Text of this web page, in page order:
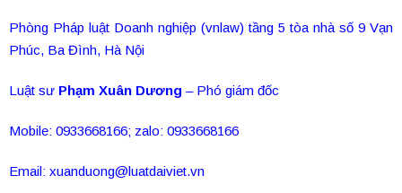
Phòng Pháp luật Doanh nghiệp (vnlaw) tầng 5 tòa nhà số 9 Vạn
Phúc, Ba Đình, Hà Nội
Luật sư Phạm Xuân Dương – Phó giám đốc
Mobile: 0933668166; zalo: 0933668166
Email: xuanduong@luatdaiviet.vn